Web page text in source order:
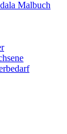
Malbuch